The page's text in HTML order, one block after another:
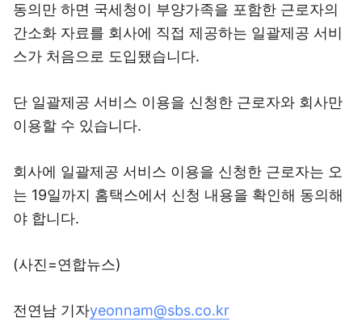
동의만 하면 국세청이 부양가족을 포함한 근로자의
간소화 자료를 회사에 직접 제공하는 일괄제공 서비
스가 처음으로 도입됐습니다.
단 일괄제공 서비스 이용을 신청한 근로자와 회사만
이용할 수 있습니다.
회사에 일괄제공 서비스 이용을 신청한 근로자는 오
는 19일까지 홈택스에서 신청 내용을 확인해 동의해
야 합니다.
(사진=연합뉴스)
전연남 기자yeonnam@sbs.co.kr